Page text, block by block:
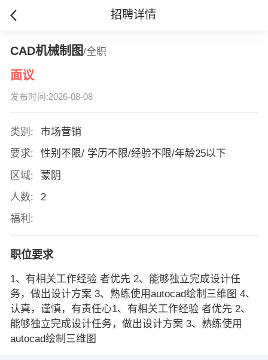
招聘详情
CAD机械制图/全职
面议
发布时间:2026-08-08
类别:
市场营销
要求:
性别不限/ 学历不限/经验不限/年龄25以下
区域:
蒙阴
人数:
2
福利:
职位要求
1、有相关工作经验 者优先 2、能够独立完成设计任
务，做出设计方案 3、熟练使用autocad绘制三维图 4、
认真，谨慎，有责任心1、有相关工作经验 者优先 2、
能够独立完成设计任务，做出设计方案 3、熟练使用
autocad绘制三维图